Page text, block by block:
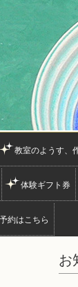
教室のようす、
体験ギフト券
約はこちら
お